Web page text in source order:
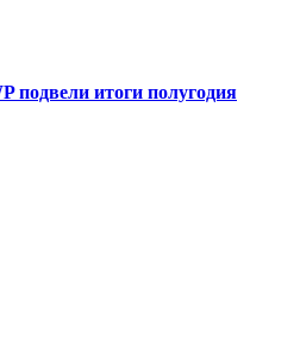
подвели итоги полугодия